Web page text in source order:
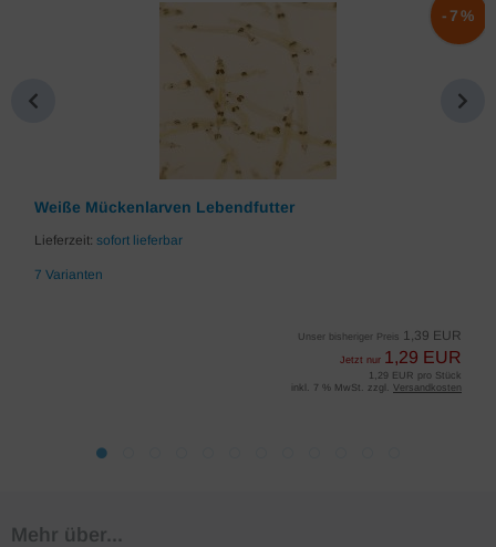
Weiße Mückenlarven Lebendfutter
Lieferzeit: sofort lieferbar
7 Varianten
Unser bisheriger Preis 1,39 EUR
Jetzt nur 1,29 EUR
-7%
1,29 EUR pro Stück
inkl. 7 % MwSt. zzgl. Versandkosten
Mehr über...